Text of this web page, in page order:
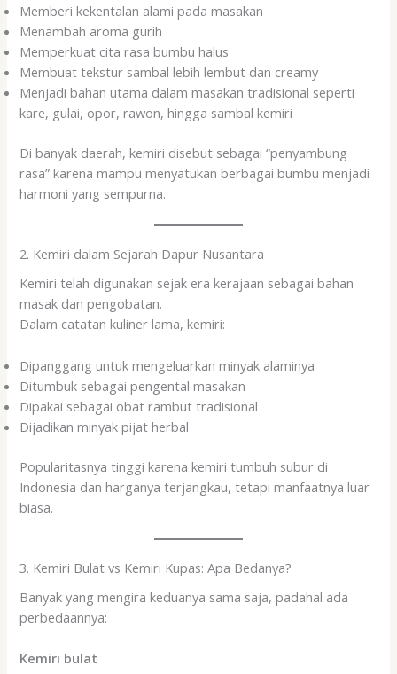
Memberi kekentalan alami pada masakan
Menambah aroma gurih
Memperkuat cita rasa bumbu halus
Membuat tekstur sambal lebih lembut dan creamy
Menjadi bahan utama dalam masakan tradisional seperti
kare, gulai, opor, rawon, hingga sambal kemiri
Di banyak daerah, kemiri disebut sebagai “penyambung
rasa” karena mampu menyatukan berbagai bumbu menjadi
harmoni yang sempurna.
2. Kemiri dalam Sejarah Dapur Nusantara
Kemiri telah digunakan sejak era kerajaan sebagai bahan
masak dan pengobatan.
Dalam catatan kuliner lama, kemiri:
Dipanggang untuk mengeluarkan minyak alaminya
Ditumbuk sebagai pengental masakan
Dipakai sebagai obat rambut tradisional
Dijadikan minyak pijat herbal
Popularitasnya tinggi karena kemiri tumbuh subur di
Indonesia dan harganya terjangkau, tetapi manfaatnya luar
biasa.
3. Kemiri Bulat vs Kemiri Kupas: Apa Bedanya?
Banyak yang mengira keduanya sama saja, padahal ada
perbedaannya:
Kemiri bulat